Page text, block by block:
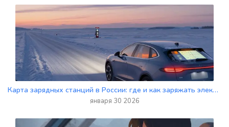
Карта зарядных станций в России: где и как заряжать электромобиль в 2026 году
января 30 2026